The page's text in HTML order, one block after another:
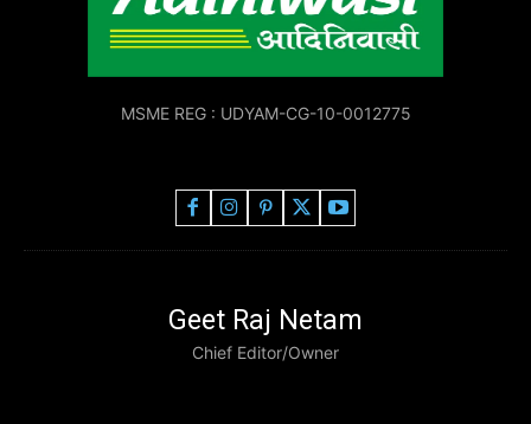
MSME REG : UDYAM-CG-10-0012775
Geet Raj Netam
Chief Editor/Owner